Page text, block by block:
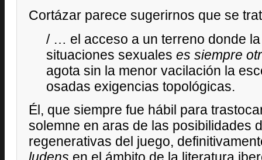
Cortázar parece sugerirnos que se
/ … el acceso a un terreno donde
situaciones sexuales es siempre
agota sin la menor vacilación la
osadas exigencias topológicas.
Él, que siempre fue hábil para
solemne en aras de las posibilidades
regenerativas del juego,